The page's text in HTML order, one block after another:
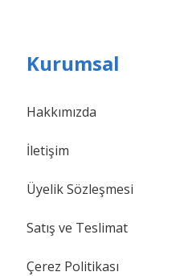
Kurumsal
Hakkımızda
İletişim
Üyelik Sözleşmesi
Satış ve Teslimat
Çerez Politikası